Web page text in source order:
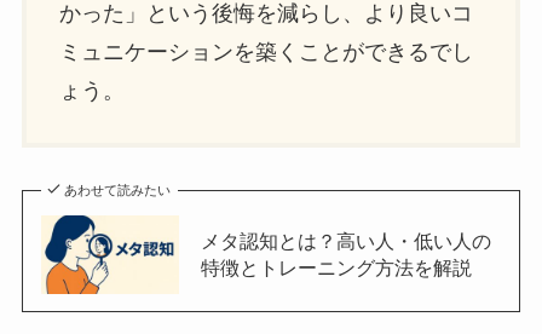
かった」という後悔を減らし、より良いコ
ミュニケーションを築くことができるでし
ょう。
あわせて読みたい
メタ認知とは？高い人・低い人の
特徴とトレーニング方法を解説